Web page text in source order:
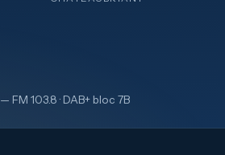
— FM 103.8 · DAB+ bloc 7B